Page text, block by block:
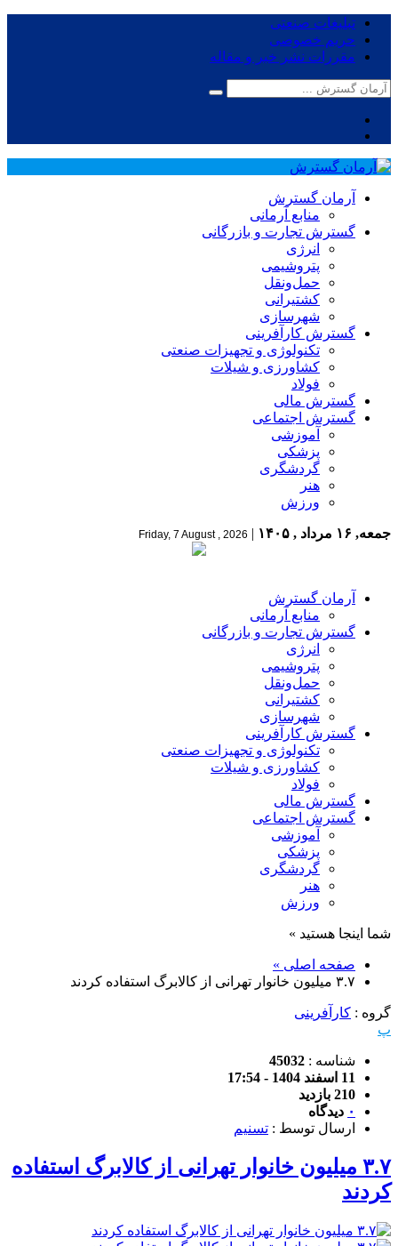
تبلیغات صنعتی
حریم خصوصی
مقررات نشر خبر و مقاله
آرمان گسترش
منابع آرمانی
گسترش تجارت و بازرگانی
انرژی
پتروشیمی
حمل‌و‌نقل
کشتیرانی
شهرسازی
گسترش کارآفرینی
تکنولوژی و تجهیزات صنعتی
کشاورزی و شیلات
فولاد
گسترش مالی
گسترش اجتماعی
آموزشی
پزشکی
گردشگری
هنر
ورزش
جمعه, ۱۶ مرداد , ۱۴۰۵ |
Friday, 7 August , 2026
آرمان گسترش
منابع آرمانی
گسترش تجارت و بازرگانی
انرژی
پتروشیمی
حمل‌و‌نقل
کشتیرانی
شهرسازی
گسترش کارآفرینی
تکنولوژی و تجهیزات صنعتی
کشاورزی و شیلات
فولاد
گسترش مالی
گسترش اجتماعی
آموزشی
پزشکی
گردشگری
هنر
ورزش
شما اینجا هستید »
صفحه اصلی »
۳.۷ میلیون خانوار تهرانی از کالابرگ استفاده کردند
گروه : کارآفرینی
پ
شناسه : 45032
11 اسفند 1404 - 17:54
210 بازدید
۰ دیدگاه
ارسال توسط : تسنیم
۳.۷ میلیون خانوار تهرانی از کالابرگ استفاده
کردند